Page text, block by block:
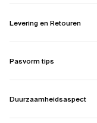
Levering en Retouren
Pasvorm tips
Duurzaamheidsaspect